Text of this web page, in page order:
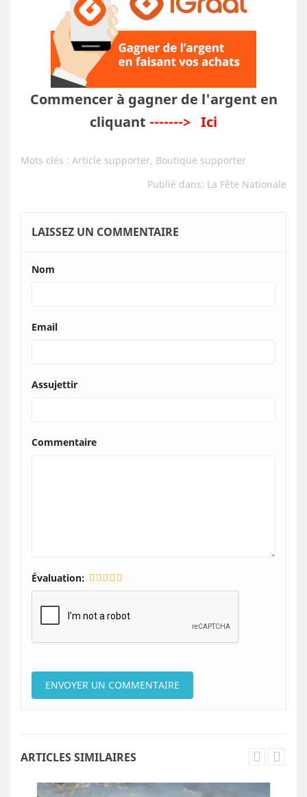
Commencer à gagner de l'argent en
cliquant -------> Ici
Mots clés : Article supporter, Boutique supporter
Publié dans: La Fête Nationale
LAISSEZ UN COMMENTAIRE
Nom
Email
Assujettir
Commentaire
Évaluation:
ARTICLES SIMILAIRES